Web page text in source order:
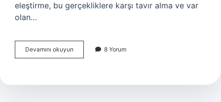
eleştirme, bu gerçekliklere karşı tavır alma ve var
olan…
Devamını okuyun
yapmak
gelir
8 Yorum